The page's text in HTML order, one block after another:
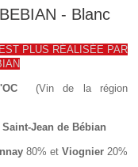
- Blanc
PLUS RÉALISÉE PAR
(Vin de la région
Saint-Jean de Bébian
80% et Viognier 20%